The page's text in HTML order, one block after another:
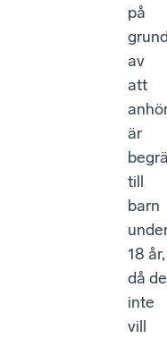
på
av
att
är
till
barn
18 år,
då de
inte
vill